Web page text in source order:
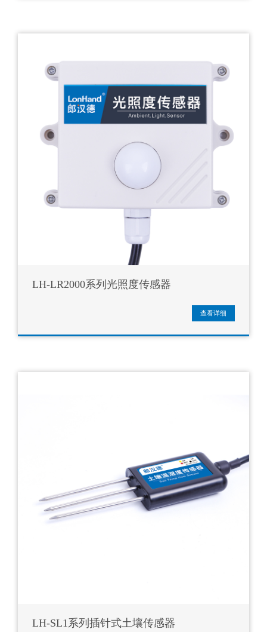
LH-LR2000系列光照度传感器
查看详细
LH-SL1系列插针式土壤传感器